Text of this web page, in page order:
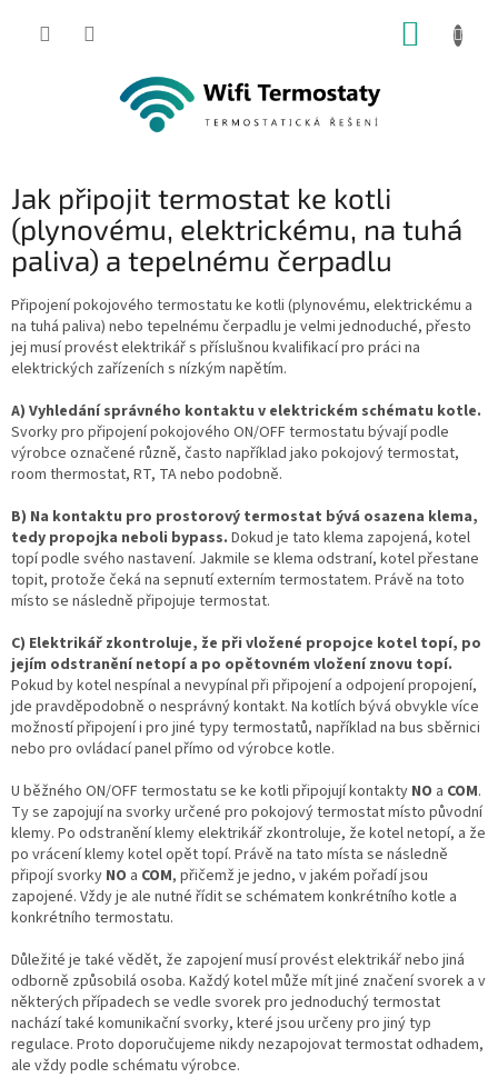
Jak připojit termostat ke kotli
(plynovému, elektrickému, na tuhá
paliva) a tepelnému čerpadlu
Připojení pokojového termostatu ke kotli (plynovému, elektrickému a
na tuhá paliva) nebo tepelnému čerpadlu je velmi jednoduché, přesto
jej musí provést elektrikář s příslušnou kvalifikací pro práci na
elektrických zařízeních s nízkým napětím.
A) Vyhledání správného kontaktu v elektrickém schématu kotle.
Svorky pro připojení pokojového ON/OFF termostatu bývají podle
výrobce označené různě, často například jako pokojový termostat,
room thermostat, RT, TA nebo podobně.
B) Na kontaktu pro prostorový termostat bývá osazena klema,
tedy propojka neboli bypass. Dokud je tato klema zapojená, kotel
topí podle svého nastavení. Jakmile se klema odstraní, kotel přestane
topit, protože čeká na sepnutí externím termostatem. Právě na toto
místo se následně připojuje termostat.
C) Elektrikář zkontroluje, že při vložené propojce kotel topí, po
jejím odstranění netopí a po opětovném vložení znovu topí.
Pokud by kotel nespínal a nevypínal při připojení a odpojení propojení,
jde pravděpodobně o nesprávný kontakt. Na kotlích bývá obvykle více
možností připojení i pro jiné typy termostatů, například na bus sběrnici
nebo pro ovládací panel přímo od výrobce kotle.
U běžného ON/OFF termostatu se ke kotli připojují kontakty NO a COM.
Ty se zapojují na svorky určené pro pokojový termostat místo původní
klemy. Po odstranění klemy elektrikář zkontroluje, že kotel netopí, a že
po vrácení klemy kotel opět topí. Právě na tato místa se následně
připojí svorky NO a COM, přičemž je jedno, v jakém pořadí jsou
zapojené. Vždy je ale nutné řídit se schématem konkrétního kotle a
konkrétního termostatu.
Důležité je také vědět, že zapojení musí provést elektrikář nebo jiná
odborně způsobilá osoba. Každý kotel může mít jiné značení svorek a v
některých případech se vedle svorek pro jednoduchý termostat
nachází také komunikační svorky, které jsou určeny pro jiný typ
regulace. Proto doporučujeme nikdy nezapojovat termostat odhadem,
ale vždy podle schématu výrobce.